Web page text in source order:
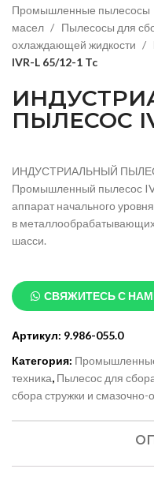
Промышленные пылесосы
масел
Пылесосы для
охлаждающей жидкости
IVR-L 65/12-1 Tc
ПЫЛЕСОС
ИНДУСТРИАЛЬНЫЙ
Промышленный пылесос
аппарат начального
в
шасси.
СВЯЖИТЕСЬ С
Артикул: 9.986-055.0
Категория:
техника, Пылесос для
сбора стружки и